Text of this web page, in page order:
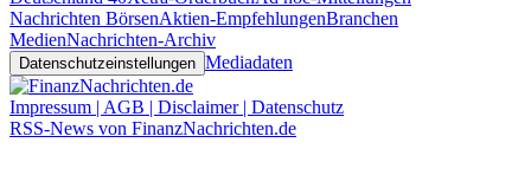
Nachrichten BörsenAktien-EmpfehlungenBranchen
MedienNachrichten-Archiv
Datenschutzeinstellungen Mediadaten
Impressum | AGB | Disclaimer | Datenschutz
RSS-News von FinanzNachrichten.de